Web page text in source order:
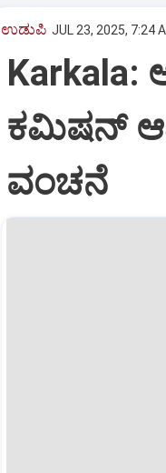
ಉಡುಪಿ JUL 23, 2025, 7:24
Karkala:
ಕಮಿಷನ್‌
ವಂಚನೆ